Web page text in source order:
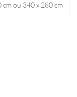
cm ou 340 x 280 cm